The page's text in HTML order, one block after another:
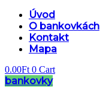
Úvod
O bankovkách
Kontakt
Mapa
0.00Ft 0 Cart
bankovky